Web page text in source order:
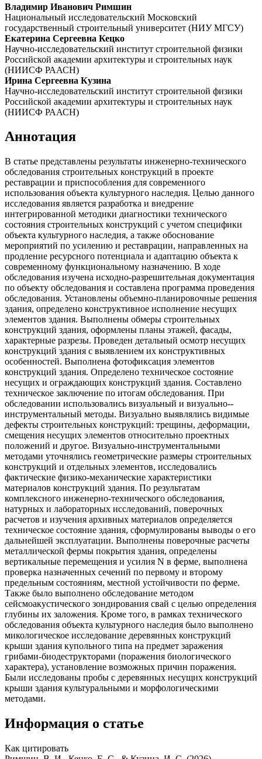
Владимир Иванович Римшин
Национальный исследовательский Московский
государственный строительный университет (НИУ МГСУ)
Екатерина Сергеевна Кецко
Научно-исследовательский институт строительной физики
Российской академии архитектуры и строительных наук
(НИИСФ РААСН)
Ирина Сергеевна Кузина
Научно-исследовательский институт строительной физики
Российской академии архитектуры и строительных наук
(НИИСФ РААСН)
Аннотация
В статье представлены результаты инженерно-технического
обследования строительных конструкций в проекте
реставрации и приспособления для современного
использования объекта культурного наследия. Целью данного
исследования является разработка и внедрение
интегрированной методики диагностики технического
состояния строительных конструкций с учетом специфики
объекта культурного наследия, а также обоснование
мероприятий по усилению и реставрации, направленных на
продление ресурсного потенциала и адаптацию объекта к
современному функциональному назначению. В ходе
обследования изучена исходно-разрешительная документация
по объекту обследования и составлена программа проведения
обследования. Установлены объемно-планировочные решения
здания, определено конструктивное исполнение несущих
элементов здания. Выполнены обмеры строительных
конструкций здания, оформлены планы этажей, фасады,
характерные разрезы. Проведен детальный осмотр несущих
конструкций здания с выявлением их конструктивных
особенностей. Выполнена фотофиксация элементов
конструкций здания. Определено техническое состояние
несущих и ограждающих конструкций здания. Составлено
техническое заключение по итогам обследования. При
обследовании использовались визуальный и визуально-­
инструментальный методы. Визуально выявлялись видимые
дефекты строительных конструкций: трещины, деформации,
смещения несущих элементов относительно проектных
положений и другое. Визуально-инструментальными
методами уточнялись геометрические размеры строительных
конструкций и отдельных элементов, исследовались
фактические физико-механические характеристики
материалов конструкций здания. По результатам
комплексного инженерно-технического обследования,
натурных и лабораторных исследований, поверочных
расчетов и изучения архивных материалов определяется
техническое состояние здания, сформулированы выводы о его
дальнейшей эксплуатации. Выполнены поверочные расчеты
металлической фермы покрытия здания, определены
вертикальные перемещения и усилия N в ферме, выполнена
проверка назначенных сечений по первому и второму
предельным состояниям, местной устойчивости по ферме.
Также было выполнено обследование методом
сейсмоакустического зондирования свай с целью определения
глубины их заложения. Кроме того, в рамках технического
обследования объекта культурного наследия было выполнено
микологическое исследование деревянных конструкций
крыши здания купольного типа на предмет заражения
грибами-биодеструкторами (поражения биологического
характера), установление возможных причин поражения.
Были исследованы пробы с деревянных несущих конструкций
крыши здания культуральными и морфологическими
методами.
Информация о статье
Как цитировать